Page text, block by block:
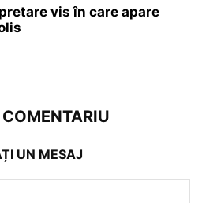
vis în care apare
UN MESAJ